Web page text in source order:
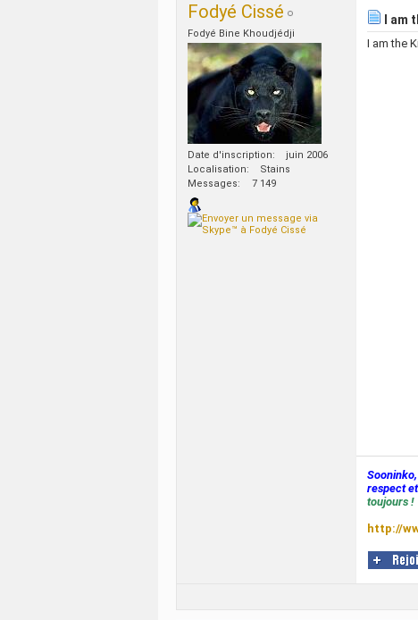
Fodyé Cissé
Fodyé Bine Khoudjédji
Date d'inscription
juin 2006
Localisation
Stains
Messages
7 149
I am
I am the
Sooninko,
respect
toujours !
http://